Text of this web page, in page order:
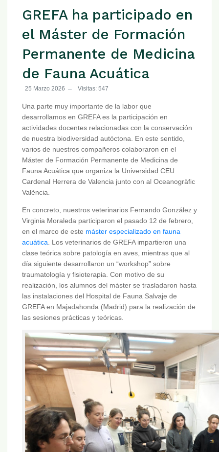
GREFA ha participado en
el Máster de Formación
Permanente de Medicina
de Fauna Acuática
25 Marzo 2026 Visitas: 547
Una parte muy importante de la labor que
desarrollamos en GREFA es la participación en
actividades docentes relacionadas con la conservación
de nuestra biodiversidad autóctona. En este sentido,
varios de nuestros compañeros colaboraron en el
Máster de Formación Permanente de Medicina de
Fauna Acuática que organiza la Universidad CEU
Cardenal Herrera de Valencia junto con al Oceanogràfic
València.
En concreto, nuestros veterinarios Fernando González y
Virginia Moraleda participaron el pasado 12 de febrero,
en el marco de este máster especializado en fauna
acuática. Los veterinarios de GREFA impartieron una
clase teórica sobre patología en aves, mientras que al
día siguiente desarrollaron un “workshop” sobre
traumatología y fisioterapia. Con motivo de su
realización, los alumnos del máster se trasladaron hasta
las instalaciones del Hospital de Fauna Salvaje de
GREFA en Majadahonda (Madrid) para la realización de
las sesiones prácticas y teóricas.